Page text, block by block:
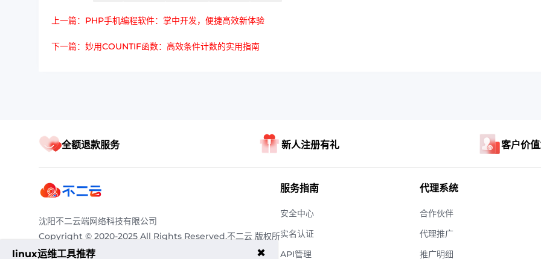
上一篇：PHP手机编程软件：掌中开发，便捷高效新体验
下一篇：妙用COUNTIF函数：高效条件计数的实用指南
全额退款服务 新人注册有礼 客户价
沈阳不二云端网络科技有限公司
Copyright © 2020-2025 All Rights Reserved.不二云 版权所
有
服务指南
安全中心
实名认证
API管理
代理系统
合作伙伴
代理推广
推广明细
linux运维工具推荐 ✖